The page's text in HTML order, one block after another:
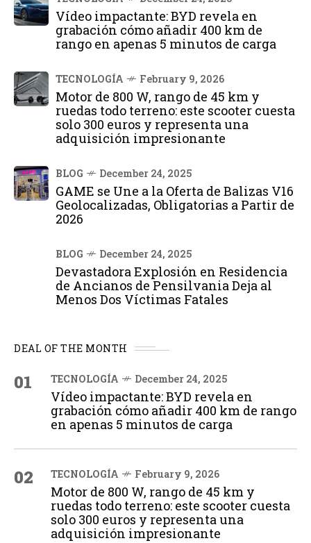
Vídeo impactante: BYD revela en
grabación cómo añadir 400 km de
rango en apenas 5 minutos de carga
TECNOLOGÍA February 9, 2026
Motor de 800 W, rango de 45 km y
ruedas todo terreno: este scooter cuesta
solo 300 euros y representa una
adquisición impresionante
BLOG December 24, 2025
GAME se Une a la Oferta de Balizas V16
Geolocalizadas, Obligatorias a Partir de
2026
BLOG December 24, 2025
Devastadora Explosión en Residencia
de Ancianos de Pensilvania Deja al
Menos Dos Víctimas Fatales
DEAL OF THE MONTH
01 TECNOLOGÍA December 24, 2025
Vídeo impactante: BYD revela en
grabación cómo añadir 400 km de rango
en apenas 5 minutos de carga
02 TECNOLOGÍA February 9, 2026
Motor de 800 W, rango de 45 km y
ruedas todo terreno: este scooter cuesta
solo 300 euros y representa una
adquisición impresionante